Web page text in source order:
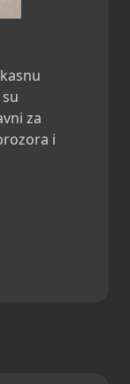
za
i